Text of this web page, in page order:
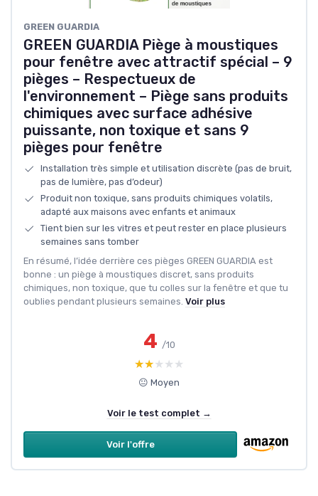
GREEN GUARDIA
GREEN GUARDIA Piège à moustiques
pour fenêtre avec attractif spécial – 9
pièges – Respectueux de
l'environnement – Piège sans produits
chimiques avec surface adhésive
puissante, non toxique et sans 9
pièges pour fenêtre
Installation très simple et utilisation discrète (pas de bruit,
pas de lumière, pas d’odeur)
Produit non toxique, sans produits chimiques volatils,
adapté aux maisons avec enfants et animaux
Tient bien sur les vitres et peut rester en place plusieurs
semaines sans tomber
En résumé, l’idée derrière ces pièges GREEN GUARDIA est
bonne : un piège à moustiques discret, sans produits
chimiques, non toxique, que tu colles sur la fenêtre et que tu
oublies pendant plusieurs semaines. Voir plus
4 /10
★★★★★
★★★★★
😐 Moyen
Voir le test complet →
Voir l'offre